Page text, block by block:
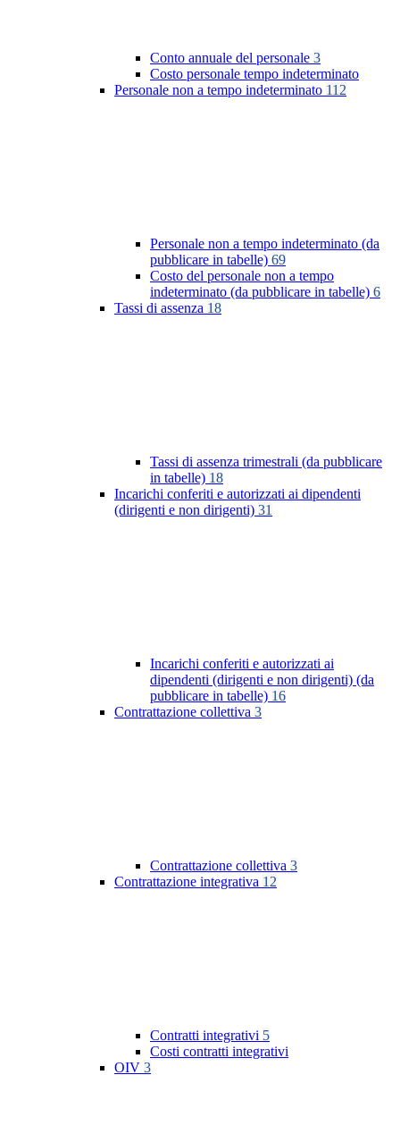
Conto annuale del personale 3
Costo personale tempo indeterminato
Personale non a tempo indeterminato 112
Personale non a tempo indeterminato (da
pubblicare in tabelle) 69
Costo del personale non a tempo
indeterminato (da pubblicare in tabelle) 6
Tassi di assenza 18
Tassi di assenza trimestrali (da pubblicare
in tabelle) 18
Incarichi conferiti e autorizzati ai dipendenti
(dirigenti e non dirigenti) 31
Incarichi conferiti e autorizzati ai
dipendenti (dirigenti e non dirigenti) (da
pubblicare in tabelle) 16
Contrattazione collettiva 3
Contrattazione collettiva 3
Contrattazione integrativa 12
Contratti integrativi 5
Costi contratti integrativi
OIV 3